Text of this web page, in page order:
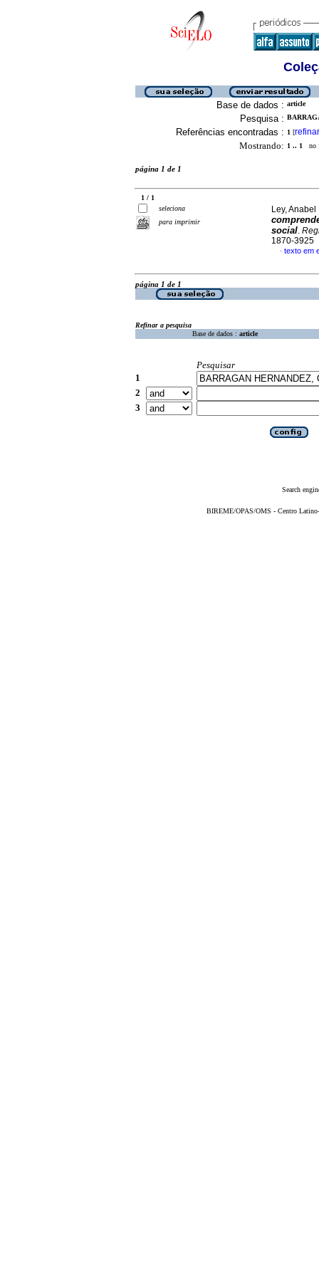
Base de dados : article
Pesquisa :
Referências encontradas : 1 [refinar
Mostrando: 1 .. 1 no
página 1 de 1
1 / 1
seleciona
para imprimir
Ley,
social.
1870-3925
· texto em
página 1 de 1
Refinar a pesquisa
Base de dados : article
Pesquisar
1
2
3
Search
BIREME/OPAS/OMS - Centro Latino-